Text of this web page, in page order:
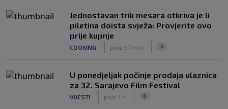
Jednostavan trik mesara otkriva je li
piletina doista svježa: Provjerite ovo
prije kupnje
COOKING prije 57 min 0
U ponedjeljak počinje prodaja ulaznica
za 32. Sarajevo Film Festival
VIJESTI prije 1 h 0